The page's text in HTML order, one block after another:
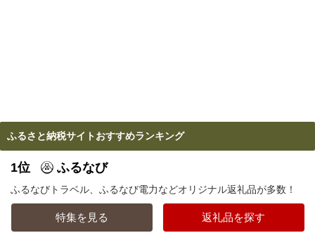
ふるさと納税サイトおすすめランキング
1位 ふるなび
ふるなびトラベル、ふるなび電力などオリジナル返礼品が多数！
特集を見る 返礼品を探す